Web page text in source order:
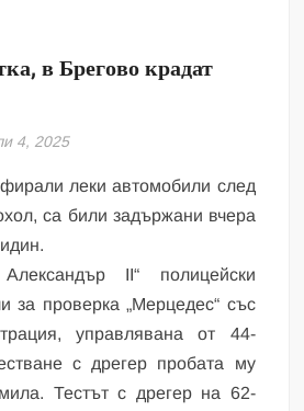
в Брегово крадат
4, 2025
леки автомобили след
са били задържани вчера
II“ полицейски
за проверка „Мерцедес“ със
управлявана от 44-
с дрегер пробата му
Тестът с дрегер на 62-